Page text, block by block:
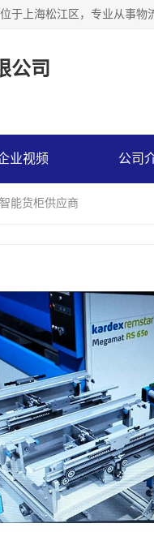
公司
业视频 公司
能货柜供应商